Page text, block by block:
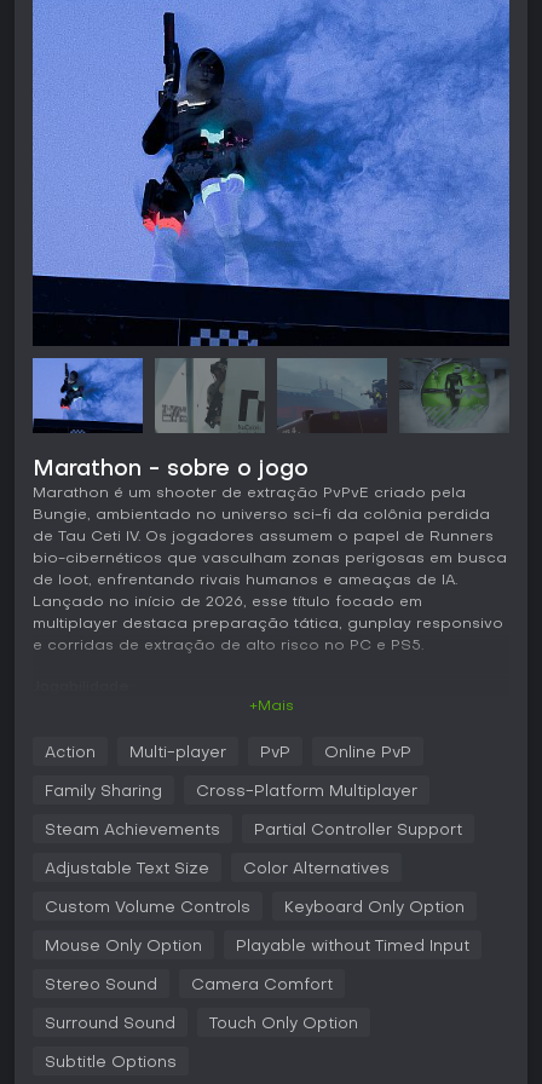
Marathon - sobre o jogo
Marathon é um shooter de extração PvPvE criado pela
Bungie, ambientado no universo sci-fi da colônia perdida
de Tau Ceti IV. Os jogadores assumem o papel de Runners
bio-cibernéticos que vasculham zonas perigosas em busca
de loot, enfrentando rivais humanos e ameaças de IA.
Lançado no início de 2026, esse título focado em
multiplayer destaca preparação tática, gunplay responsivo
e corridas de extração de alto risco no PC e PS5.
uma pequena equipe. A exploração gera tensão ao
atravessar instalações abandonadas, terrenos
inimigos de IA, como as forças de segurança da UESC. O
suprimentos limitados e loadouts inteligentes definem a
Runner com armas, implantes e mods coletados, montando
builds personalizadas para as próximas incursões.
Seis cascos de Runner distintos oferecem pontos de
Destroyer para assaltos frontais, o ágil Recon para
Equipes combinam seus cascos para formar composições
+Mais
Action Multi-player PvP Online PvP
Family Sharing Cross-Platform Multiplayer
Steam Achievements Partial Controller Support
Adjustable Text Size Color Alternatives
Custom Volume Controls Keyboard Only Option
Mouse Only Option Playable without Timed Input
Stereo Sound Camera Comfort
Surround Sound Touch Only Option
Subtitle Options